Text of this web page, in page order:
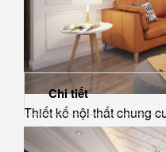
Thiết kế nội thất chung
Chi tiết